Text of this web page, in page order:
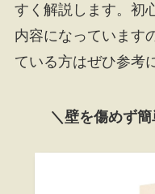
すく解説します。初
内容になっています
ている方はぜひ参考
＼壁を傷めず